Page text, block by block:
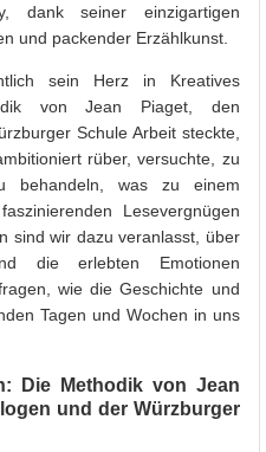
dank seiner einzigartigen
und packender Erzählkunst.
sein Herz in Kreatives
von Jean Piaget, den
Schule Arbeit steckte,
rüber, versuchte, zu
behandeln, was zu einem
Lesevergnügen
sind wir dazu veranlasst, über
die erlebten Emotionen
wie die Geschichte und
Tagen und Wochen in uns
Die Methodik von Jean
und der Würzburger